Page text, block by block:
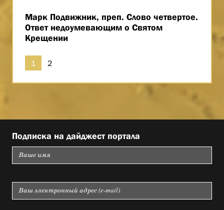
Марк Подвижник, преп. Слово четвертое.
Ответ недоумевающим о Святом
Крещении
1 2
Подписка на дайджест портала